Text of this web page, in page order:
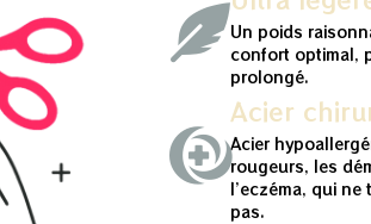
Un poids
confort optimal,
prolongé.
Acier
Acier
rougeurs, les
l’eczéma, qui ne
pas.